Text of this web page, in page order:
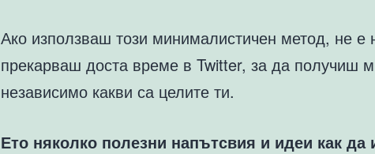
Ако използваш този минималистичен метод, не е
прекарваш доста време в Twitter, за да получиш
независимо какви са целите ти.
Ето няколко полезни напътсвия и идеи как да